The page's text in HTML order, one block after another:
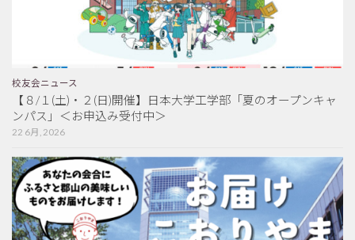
校友会ニュース
【８/１(土)・２(日)開催】日本大学工学部「夏のオープンキャ
ンパス」＜お申込み受付中＞
22 6月, 2026